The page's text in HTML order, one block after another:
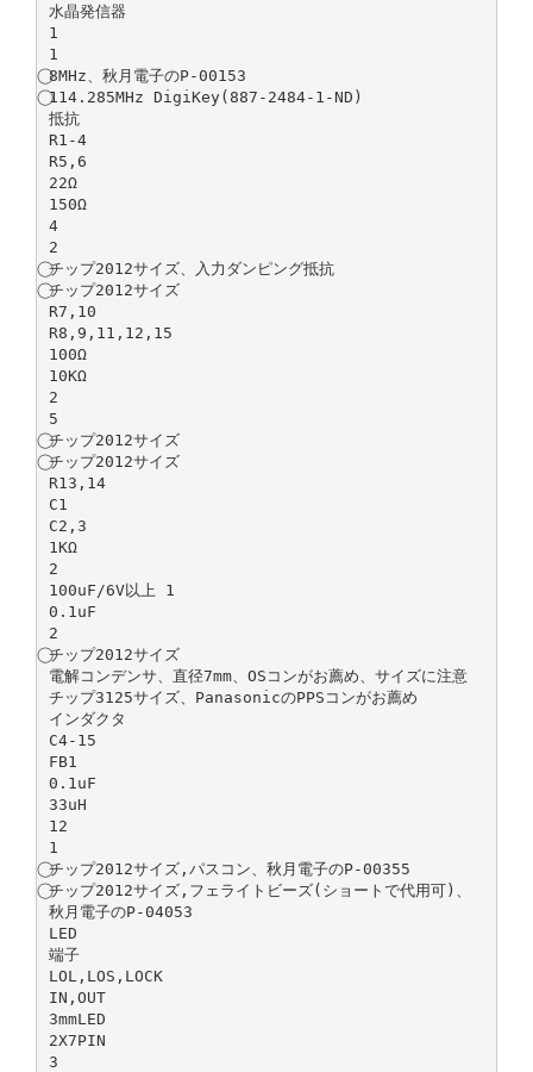
水晶発信器
1
1
⃝8MHz、秋月電子のP-00153
⃝114.285MHz DigiKey(887-2484-1-ND)
抵抗
R1-4
R5,6
22Ω
150Ω
4
2
⃝チップ2012サイズ、入力ダンピング抵抗
⃝チップ2012サイズ
R7,10
R8,9,11,12,15
100Ω
10KΩ
2
5
⃝チップ2012サイズ
⃝チップ2012サイズ
R13,14
C1
C2,3
1KΩ
2
100uF/6V以上 1
0.1uF
2
⃝チップ2012サイズ
電解コンデンサ、直径7mm、OSコンがお薦め、サイズに注意
チップ3125サイズ、PanasonicのPPSコンがお薦め
インダクタ
C4-15
FB1
0.1uF
33uH
12
1
⃝チップ2012サイズ,パスコン、秋月電子のP-00355
⃝チップ2012サイズ,フェライトビーズ(ショートで代用可)、
秋月電子のP-04053
LED
端子
LOL,LOS,LOCK
IN,OUT
3mmLED
2X7PIN
3